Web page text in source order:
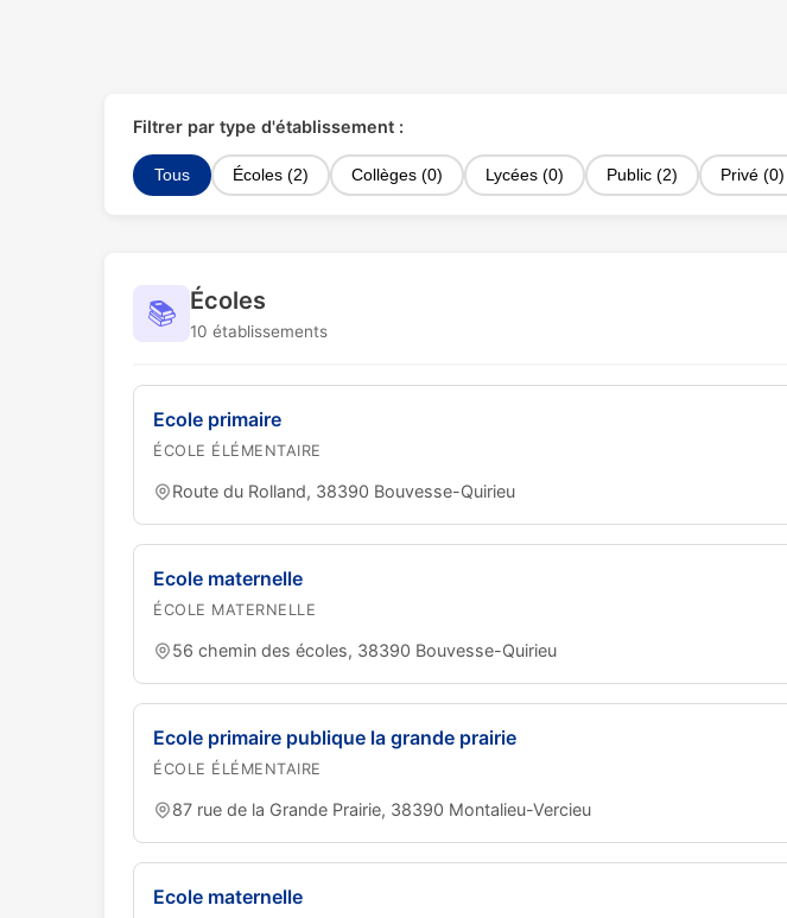
Filtrer par type d'établissement :
Tous Écoles (2) Collèges (0) Lycées (0) Public (2) Privé (0)
📚 Écoles
10 établissements
Ecole primaire
ÉCOLE ÉLÉMENTAIRE
Route du Rolland, 38390 Bouvesse-Quirieu
Ecole maternelle
ÉCOLE MATERNELLE
56 chemin des écoles, 38390 Bouvesse-Quirieu
Ecole primaire publique la grande prairie
ÉCOLE ÉLÉMENTAIRE
87 rue de la Grande Prairie, 38390 Montalieu-Vercieu
Ecole maternelle